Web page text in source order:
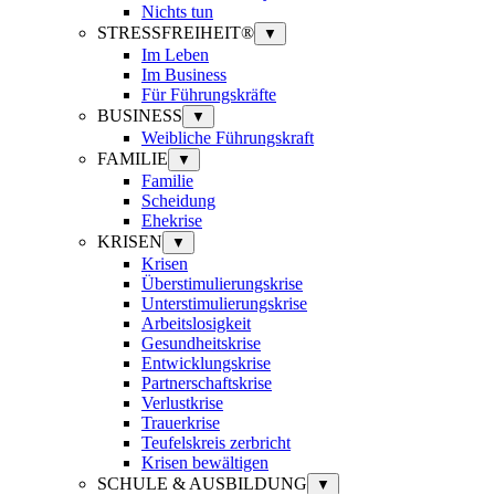
Nichts tun
STRESSFREIHEIT®
▼
Im Leben
Im Business
Für Führungskräfte
BUSINESS
▼
Weibliche Führungskraft
FAMILIE
▼
Familie
Scheidung
Ehekrise
KRISEN
▼
Krisen
Überstimulierungskrise
Unterstimulierungskrise
Arbeitslosigkeit
Gesundheitskrise
Entwicklungskrise
Partnerschaftskrise
Verlustkrise
Trauerkrise
Teufelskreis zerbricht
Krisen bewältigen
SCHULE & AUSBILDUNG
▼